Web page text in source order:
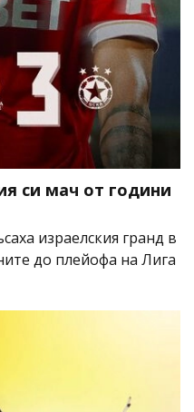
си мач от години
израелския гранд в
до плейофа на Лига